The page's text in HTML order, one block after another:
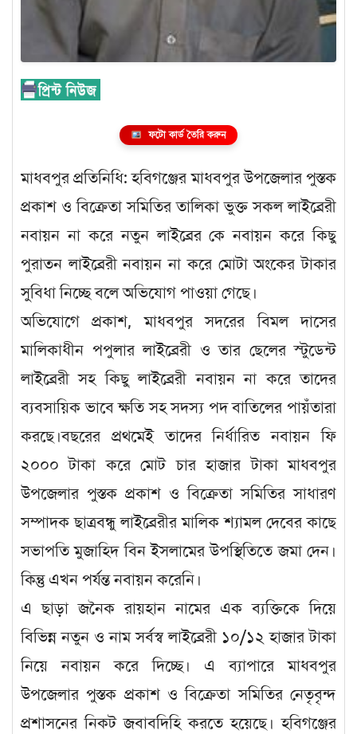
ফটো কার্ড তৈরি করুন
মাধবপুর প্রতিনিধি: হবিগঞ্জের মাধবপুর উপজেলার পুস্তক
প্রকাশ ও বিক্রেতা সমিতির তালিকা ভুক্ত সকল লাইব্রেরী
নবায়ন না করে নতুন লাইব্রের কে নবায়ন করে কিছু
পুরাতন লাইব্রেরী নবায়ন না করে মোটা অংকের টাকার
সুবিধা নিচ্ছে বলে অভিযোগ পাওয়া গেছে।
অভিযোগে প্রকাশ, মাধবপুর সদরের বিমল দাসের
মালিকাধীন পপুলার লাইব্রেরী ও তার ছেলের স্টুডেন্ট
লাইব্রেরী সহ কিছু লাইব্রেরী নবায়ন না করে তাদের
ব্যবসায়িক ভাবে ক্ষতি সহ সদস্য পদ বাতিলের পায়ঁতারা
করছে।বছরের প্রথমেই তাদের নির্ধারিত নবায়ন ফি
২০০০ টাকা করে মোট চার হাজার টাকা মাধবপুর
উপজেলার পুস্তক প্রকাশ ও বিক্রেতা সমিতির সাধারণ
সম্পাদক ছাত্রবন্ধু লাইব্রেরীর মালিক শ্যামল দেবের কাছে
সভাপতি মুজাহিদ বিন ইসলামের উপস্থিতিতে জমা দেন।
কিন্তু এখন পর্যন্ত নবায়ন করেনি।
এ ছাড়া জনৈক রায়হান নামের এক ব্যক্তিকে দিয়ে
বিভিন্ন নতুন ও নাম সর্বস্ব লাইব্রেরী ১০/১২ হাজার টাকা
নিয়ে নবায়ন করে দিচ্ছে। এ ব্যাপারে মাধবপুর
উপজেলার পুস্তক প্রকাশ ও বিক্রেতা সমিতির নেতৃবৃন্দ
প্রশাসনের নিকট জবাবদিহি করতে হয়েছে। হবিগঞ্জের